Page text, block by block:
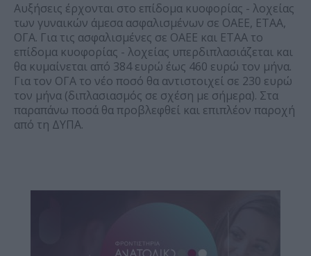
Αυξήσεις έρχονται στο επίδομα κυοφορίας - λοχείας
των γυναικών άμεσα ασφαλισμένων σε ΟΑΕΕ, ΕΤΑΑ,
ΟΓΑ. Για τις ασφαλισμένες σε ΟΑΕΕ και ΕΤΑΑ το
επίδομα κυοφορίας - λοχείας υπερδιπλασιάζεται και
θα κυμαίνεται από 384 ευρώ έως 460 ευρώ τον μήνα.
Για τον ΟΓΑ το νέο ποσό θα αντιστοιχεί σε 230 ευρώ
τον μήνα (διπλασιασμός σε σχέση με σήμερα). Στα
παραπάνω ποσά θα προβλεφθεί και επιπλέον παροχή
από τη ΔΥΠΑ.